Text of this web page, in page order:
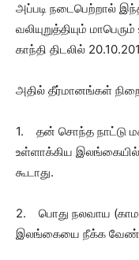
அப்படி நடைபெற்றால்
வலியுறுத்தியும்
காந்தி திடலில்
அதில் தீர்மானங்கள்
1. தன் சொந்த நாட்டு
உள்ளாக்கிய
கூடாது.
2. பொது நலவாய
இலங்கையை நீக்க